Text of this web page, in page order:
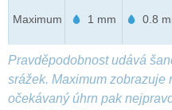
Maximum 1 mm 0.8
Pravděpodobnost udává
srážek. Maximum zobrazuje
očekávaný úhrn pak